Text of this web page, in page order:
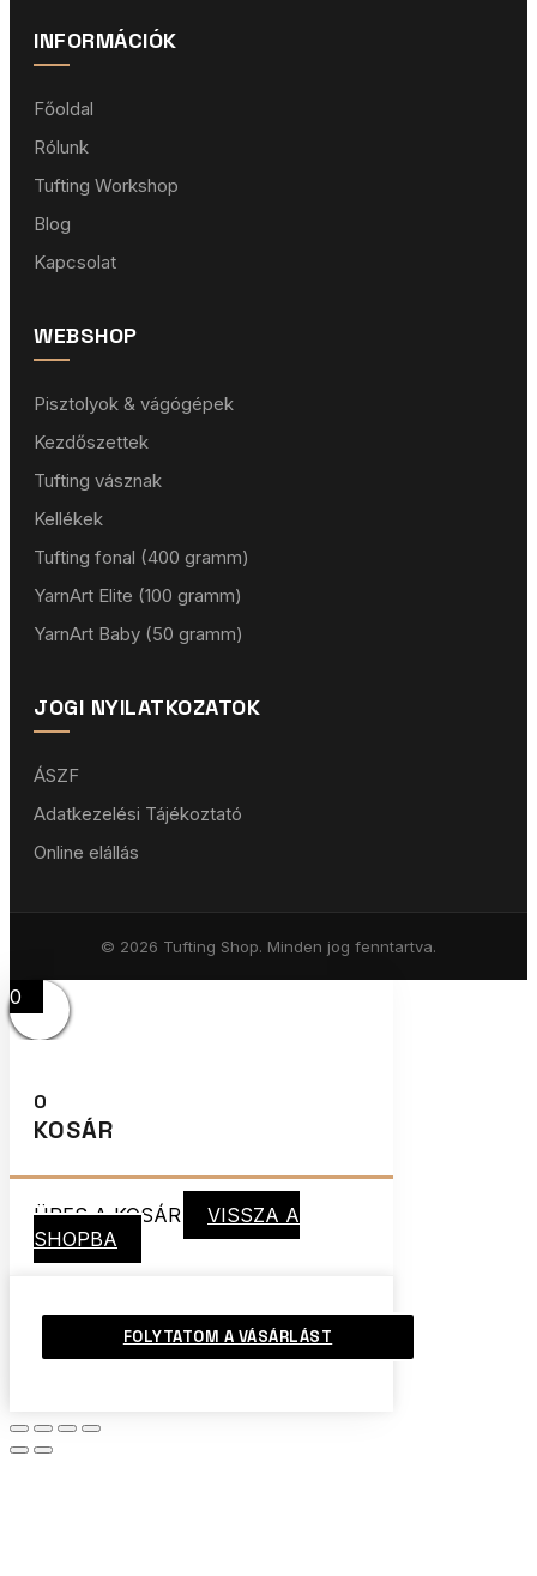
INFORMÁCIÓK
Főoldal
Rólunk
Tufting Workshop
Blog
Kapcsolat
WEBSHOP
Pisztolyok & vágógépek
Kezdőszettek
Tufting vásznak
Kellékek
Tufting fonal (400 gramm)
YarnArt Elite (100 gramm)
YarnArt Baby (50 gramm)
JOGI NYILATKOZATOK
ÁSZF
Adatkezelési Tájékoztató
Online elállás
© 2026 Tufting Shop. Minden jog fenntartva.
0
0
KOSÁR
ÜRES A KOSÁR
VISSZA A
SHOPBA
FOLYTATOM A VÁSÁRLÁST